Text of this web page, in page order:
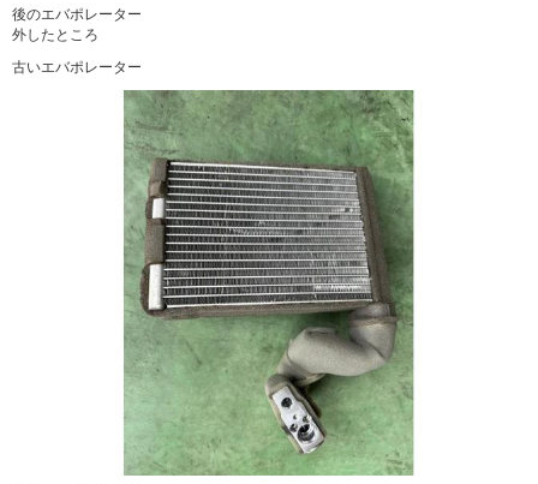
後のエバポレーター
外したところ
古いエバポレーター